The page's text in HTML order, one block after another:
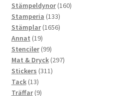
produkter
Stämpeldynor 160160
Stamperia 133133
produkter
Stämplar 16561656
Annat 1919
produkter
Stenciler 9999
produkter
Mat & Dryck 297297
Stickers 311311
Tack 1313
produkter
Träffar 99